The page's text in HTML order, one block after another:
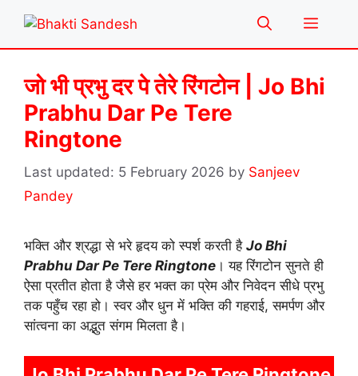
content
Menu
जो भी प्रभु दर पे तेरे रिंगटोन | Jo Bhi
Prabhu Dar Pe Tere
Ringtone
5 February 2026 by Sanjeev
Pandey
भक्ति और श्रद्धा से भरे हृदय को स्पर्श करती है Jo Bhi
Prabhu Dar Pe Tere Ringtone । यह रिंगटोन सुनते ही
ऐसा प्रतीत होता है जैसे हर भक्त का प्रेम और निवेदन सीधे प्रभु
तक पहुँच रहा हो। स्वर और धुन में भक्ति की गहराई, समर्पण और
सांत्वना का अद्भुत संगम मिलता है।